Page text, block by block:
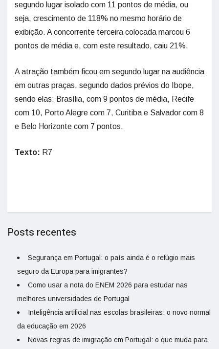
segundo lugar isolado com 11 pontos de média, ou
seja, crescimento de 118% no mesmo horário de
exibição. A concorrente terceira colocada marcou 6
pontos de média e, com este resultado, caiu 21%.
A atração também ficou em segundo lugar na audiência
em outras praças, segundo dados prévios do Ibope,
sendo elas: Brasília, com 9 pontos de média, Recife
com 10, Porto Alegre com 7, Curitiba e Salvador com 8
e Belo Horizonte com 7 pontos.
Texto: R7
Posts recentes
Segurança em Portugal: o país ainda é o refúgio mais
seguro da Europa para imigrantes?
Como usar a nota do ENEM 2026 para estudar nas
melhores universidades de Portugal
Inteligência artificial nas escolas brasileiras: o novo normal
da educação em 2026
Novas regras de imigração em Portugal: o que muda para